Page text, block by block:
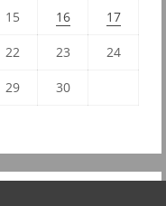
15 16 17
22 23 24
29
30